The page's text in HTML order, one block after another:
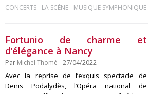
CONCERTS- LA SCÈNE- MUSIQUE SYMPHONIQUE
Fortunio de charme et
d’élégance à Nancy
Par Michel Thomé - 27/04/2022
Avec la reprise de l’exquis spectacle de
Denis Podalydès, l’Opéra national de